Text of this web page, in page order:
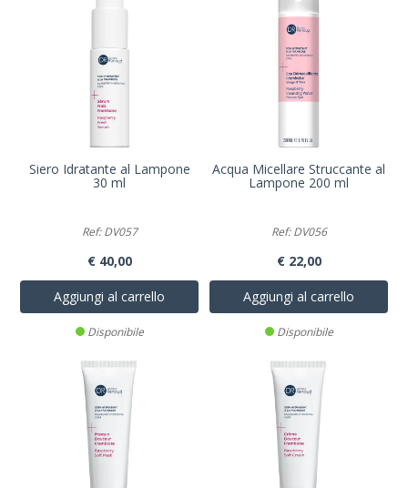
Siero Idratante al Lampone
30 ml
Ref: DV057
€ 40,00
Aggiungi al carrello
Disponibile
Acqua Micellare Struccante al
Lampone 200 ml
Ref: DV056
€ 22,00
Aggiungi al carrello
Disponibile